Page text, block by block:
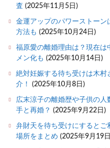
査 (2025年11月5日)
金運アップのパワーストー
方法も (2025年10月24日)
福原愛の離婚理由は？現在は
メン化も (2025年10月14日)
絶対妊娠する待ち受けは木村
介！
(2025年10月8日)
広末涼子の離婚歴や子供の人
手と再婚？ (2025年9月22日)
弁財天を待ち受けにするとご
場所をまとめ (2025年9月19